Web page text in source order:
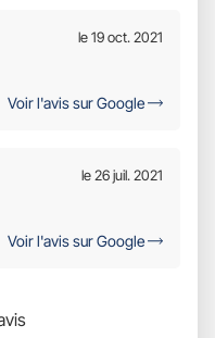
le 19 oct. 2021
Voir l'avis sur Google
le 26 juil. 2021
Voir l'avis sur Google